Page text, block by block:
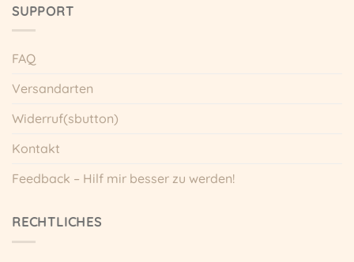
SUPPORT
FAQ
Versandarten
Widerruf(sbutton)
Kontakt
Feedback – Hilf mir besser zu werden!
RECHTLICHES